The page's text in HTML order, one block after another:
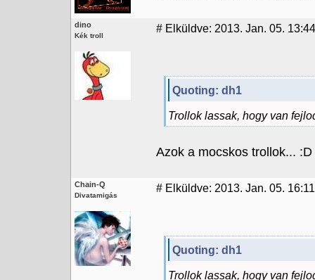
dino
Kék troll
# Elküldve: 2013. Jan. 05. 13:44
Quoting: dh1
Trollok lassak, hogy van
Azok a mocskos trollok... :D
Chain-Q
Divatamigás
# Elküldve: 2013. Jan. 05.
Quoting: dh1
Trollok lassak, hogy van